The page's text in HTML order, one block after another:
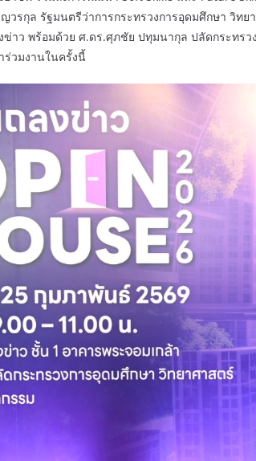
วรกุล รัฐมนตรีว่าการกระทรวงการอุดมศึกษา วิทย
าว พร้อมด้วย ศ.ดร.ศุภชัย ปทุมนากุล ปลัดกระทรว
ร่วมงานในครั้งนี้